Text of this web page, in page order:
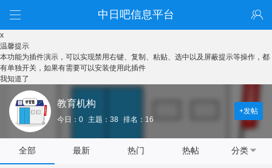
中日吧信息平台
x
温馨提示
本功能为插件演示，可以实现禁用右键、复制、粘贴、选中以及屏蔽提示等操作，都
有单独开关，如果有需要可以安装使用此插件
我知道了
教育机构
今日：0 主题：38 排名：16
+发帖
全部 最新 热门 热帖 分类